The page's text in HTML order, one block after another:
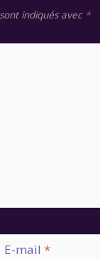
indiqués avec *
E-mail *